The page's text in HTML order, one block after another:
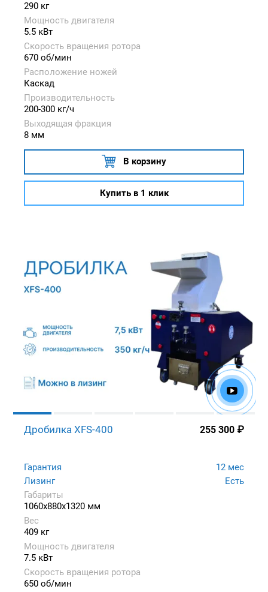
290 кг
Мощность двигателя
5.5 кВт
Скорость вращения ротора
670 об/мин
Расположение ножей
Каскад
Производительность
200-300 кг/ч
Выходящая фракция
8 мм
В корзину
Купить в 1 клик
Дробилка XFS-400 255 300 ₽
Гарантия
12 мес
Лизинг
Есть
Габариты
1060x880x1320 мм
Вес
409 кг
Мощность двигателя
7.5 кВт
Скорость вращения ротора
650 об/мин